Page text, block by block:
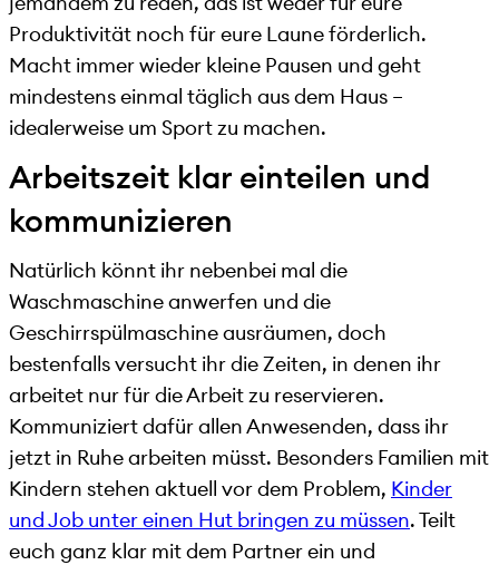
Produktivität noch für eure Laune förderlich.
Macht immer wieder kleine Pausen und geht
mindestens einmal täglich aus dem Haus –
idealerweise um Sport zu machen.
Arbeitszeit klar einteilen und
kommunizieren
Natürlich könnt ihr nebenbei mal die
Waschmaschine anwerfen und die
Geschirrspülmaschine ausräumen, doch
bestenfalls versucht ihr die Zeiten, in denen ihr
arbeitet nur für die Arbeit zu reservieren.
Kommuniziert dafür allen Anwesenden, dass ihr
jetzt in Ruhe arbeiten müsst. Besonders Familien mit
Kindern stehen aktuell vor dem Problem, Kinder
und Job unter einen Hut bringen zu müssen. Teilt
euch ganz klar mit dem Partner ein und